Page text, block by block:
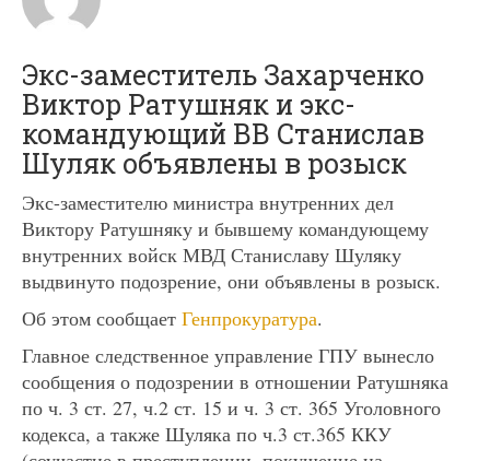
Экс-заместитель Захарченко
Виктор Ратушняк и экс-
командующий ВВ Станислав
Шуляк объявлены в розыск
Экс-заместителю министра внутренних дел
Виктору Ратушняку и бывшему командующему
внутренних войск МВД Станиславу Шуляку
выдвинуто подозрение, они объявлены в розыск.
Об этом сообщает Генпрокуратура.
Главное следственное управление ГПУ вынесло
сообщения о подозрении в отношении Ратушняка
по ч. 3 ст. 27, ч.2 ст. 15 и ч. 3 ст. 365 Уголовного
кодекса, а также Шуляка по ч.3 ст.365 ККУ